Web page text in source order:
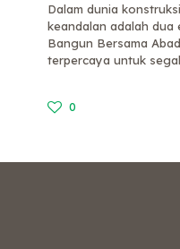
Dalam dunia
keandalan adalah
Bangun Bersama
terpercaya untuk
0